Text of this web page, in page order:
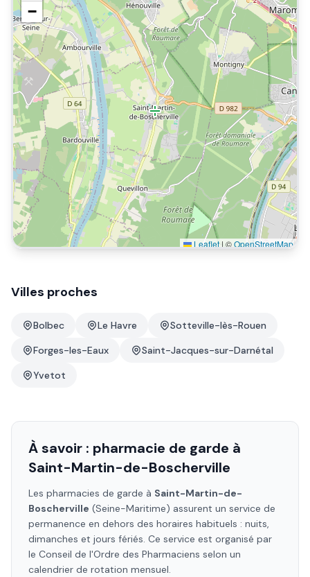
−
Leaflet | ©OpenStreetMap
Villes proches
Bolbec Le Havre
Sotteville-lès-Rouen
Forges-les-Eaux
Saint-Jacques-sur-Darnétal
Yvetot
À savoir : pharmacie de garde à
Saint-Martin-de-Boscherville
Les pharmacies de garde à Saint-Martin-de-
Boscherville (Seine-Maritime) assurent un service de
permanence en dehors des horaires habituels : nuits,
dimanches et jours fériés. Ce service est organisé par
le Conseil de l'Ordre des Pharmaciens selon un
calendrier de rotation mensuel.